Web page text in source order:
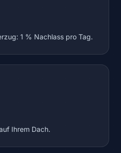
1 % Nachlass pro Tag.
Ihrem Dach.